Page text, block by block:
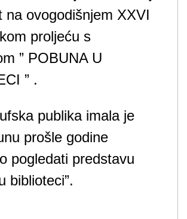
na ovogodišnjem XXVI
proljeću s
” POBUNA U
” .
publika imala je
prošle godine
pogledati predstavu
biblioteci”.